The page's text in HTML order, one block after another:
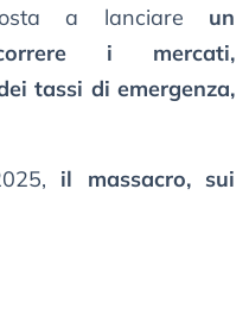
a lanciare un
i mercati,
tassi di emergenza,
il massacro, sui